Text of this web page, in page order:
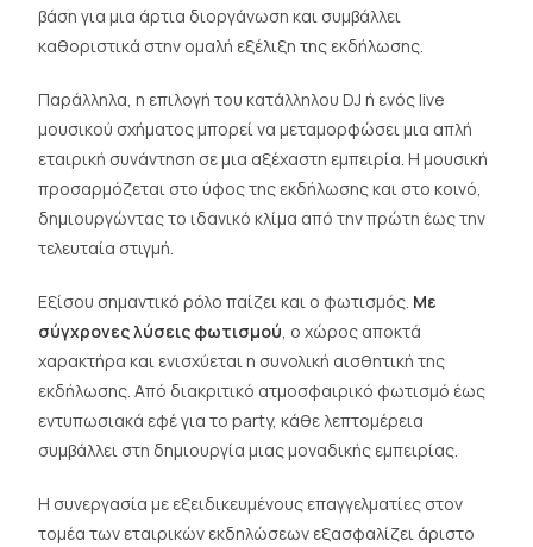
βάση για μια άρτια διοργάνωση και συμβάλλει
καθοριστικά στην ομαλή εξέλιξη της εκδήλωσης.
Παράλληλα, η επιλογή του κατάλληλου DJ ή ενός live
μουσικού σχήματος μπορεί να μεταμορφώσει μια απλή
εταιρική συνάντηση σε μια αξέχαστη εμπειρία. Η μουσική
προσαρμόζεται στο ύφος της εκδήλωσης και στο κοινό,
δημιουργώντας το ιδανικό κλίμα από την πρώτη έως την
τελευταία στιγμή.
Εξίσου σημαντικό ρόλο παίζει και ο φωτισμός. Με
σύγχρονες λύσεις φωτισμού, ο χώρος αποκτά
χαρακτήρα και ενισχύεται η συνολική αισθητική της
εκδήλωσης. Από διακριτικό ατμοσφαιρικό φωτισμό έως
εντυπωσιακά εφέ για το party, κάθε λεπτομέρεια
συμβάλλει στη δημιουργία μιας μοναδικής εμπειρίας.
Η συνεργασία με εξειδικευμένους επαγγελματίες στον
τομέα των εταιρικών εκδηλώσεων εξασφαλίζει άριστο